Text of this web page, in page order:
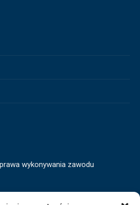
wykonywania zawodu